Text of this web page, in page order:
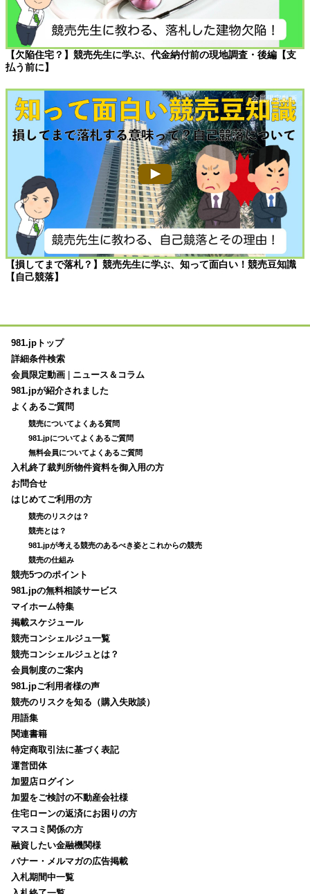
【欠陥住宅？】競売先生に学ぶ、代金納付前の現地調査・後編【支
払う前に】
【損してまで落札？】競売先生に学ぶ、知って面白い！競売豆知識
【自己競落】
981.jpトップ
詳細条件検索
会員限定動画
ニュース＆コラム
981.jpが紹介されました
よくあるご質問
競売についてよくある質問
981.jpについてよくあるご質問
無料会員についてよくあるご質問
入札終了裁判所物件資料を御入用の方
お問合せ
はじめてご利用の方
競売のリスクは？
競売とは？
981.jpが考える競売のあるべき姿とこれからの競売
競売の仕組み
競売5つのポイント
981.jpの無料相談サービス
マイホーム特集
掲載スケジュール
競売コンシェルジュ一覧
競売コンシェルジュとは？
会員制度のご案内
981.jpご利用者様の声
競売のリスクを知る（購入失敗談）
用語集
関連書籍
特定商取引法に基づく表記
運営団体
加盟店ログイン
加盟をご検討の不動産会社様
住宅ローンの返済にお困りの方
マスコミ関係の方
融資したい金融機関様
バナー・メルマガの広告掲載
入札期間中一覧